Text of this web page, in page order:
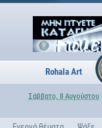
Rohala Art
Σάββατο, 8 Αυγούστου